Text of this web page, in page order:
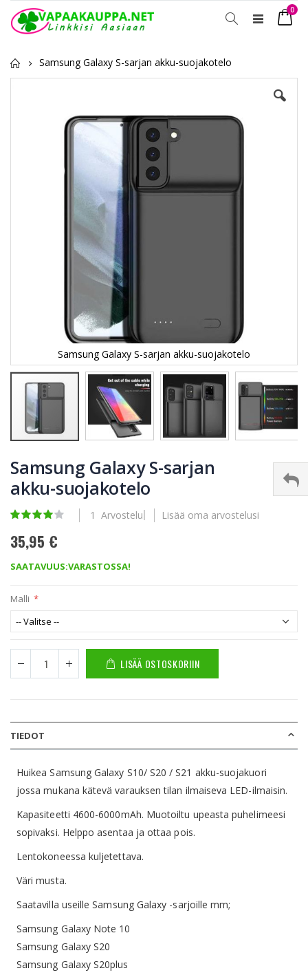
Toggle
0
Samsung Galaxy S-sarjan akku-suojakotelo
Samsung Galaxy S-sarjan akku-suojakotelo
to
the
beginning
of
the
images
gallery
Samsung Galaxy S-sarjan
akku-suojakotelo
Rating: 1 Arvostelu Lisää oma arvostelusi
35,95 €
SAATAVUUS:VARASTOSSA!
Malli
LISÄÄ OSTOSKORIIN
TIEDOT
Huikea Samsung Galaxy S10/ S20 / S21 akku-suojakuori
jossa mukana kätevä varauksen tilan ilmaiseva LED-ilmaisin.
Kapasiteetti 4600-6000mAh. Muotoiltu upeasta puhelimeesi
sopivaksi. Helppo asentaa ja ottaa pois.
Lentokoneessa kuljetettava.
Väri musta.
Saatavilla useille Samsung Galaxy -sarjoille mm;
Samsung Galaxy Note 10
Samsung Galaxy S20
Samsung Galaxy S20plus